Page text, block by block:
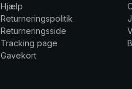
Hjælp
Returneringspolitik
Returneringsside
Tracking page
Gavekort